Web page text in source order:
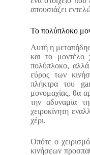
απουσιάζει
Το πολύπλοκο
Αυτή η
και το μοντέλο
πολύπλοκο,
εύρος των
πλήκτρα του
μονομαχίας, θα
την αδυναμία
χειροκίνητη
χέρι.
Οπότε ο
κινήσεων